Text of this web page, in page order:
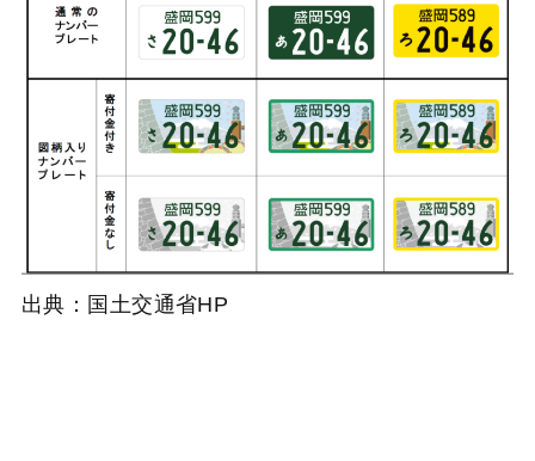
出典：国土交通省HP